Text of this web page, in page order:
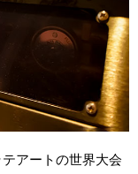
アートの世界大会